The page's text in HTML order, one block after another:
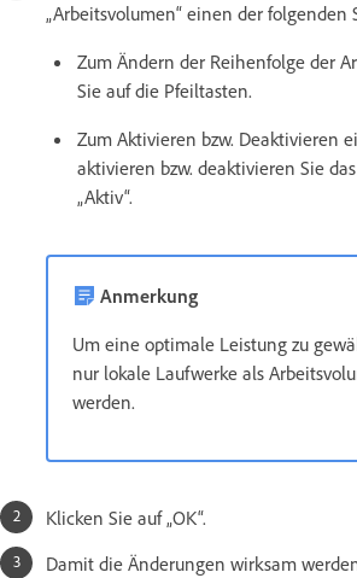
„Arbeitsvolumen“ einen der folgenden
Zum Ändern der Reihenfolge der
Sie auf die Pfeiltasten.
Zum Aktivieren bzw. Deaktivieren
aktivieren bzw. deaktivieren Sie
„Aktiv“.
Anmerkung
Um eine optimale Leistung zu
nur lokale Laufwerke als
werden.
Klicken Sie auf „OK“.
Damit die Änderungen wirksam